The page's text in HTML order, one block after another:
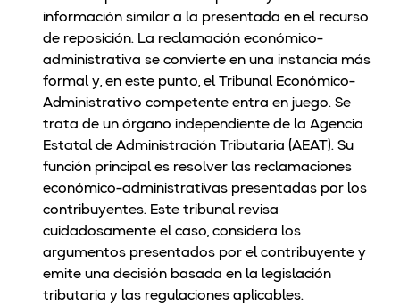
información similar a la presentada en el recurso
de reposición. La reclamación económico-
administrativa se convierte en una instancia más
formal y, en este punto, el Tribunal Económico-
Administrativo competente entra en juego. Se
trata de un órgano independiente de la Agencia
Estatal de Administración Tributaria (AEAT). Su
función principal es resolver las reclamaciones
económico-administrativas presentadas por los
contribuyentes. Este tribunal revisa
cuidadosamente el caso, considera los
argumentos presentados por el contribuyente y
emite una decisión basada en la legislación
tributaria y las regulaciones aplicables.